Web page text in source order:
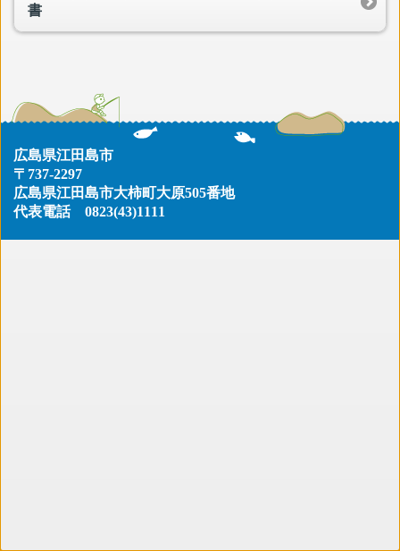
書
広島県江田島市
〒737-2297
広島県江田島市大柿町大原505番地
代表電話 0823(43)1111